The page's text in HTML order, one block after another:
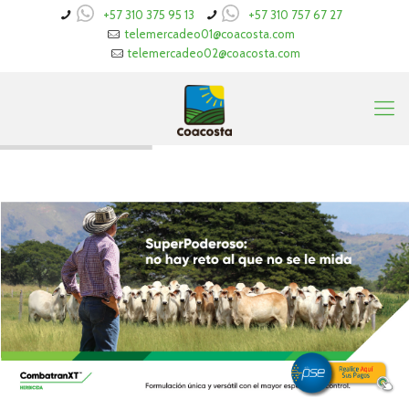
+57 310 375 95 13
+57 310 757 67 27
telemercadeo01@coacosta.com
telemercadeo02@coacosta.com